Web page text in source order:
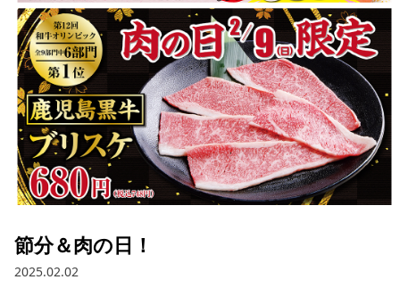
節分＆肉の日！
2025.02.02